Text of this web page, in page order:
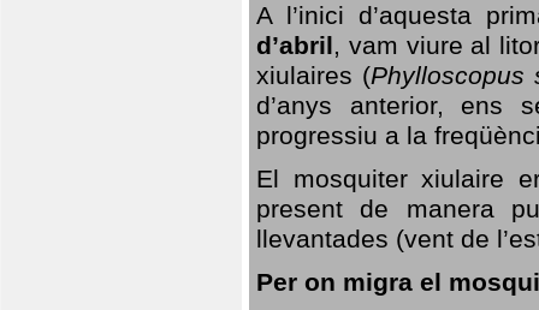
A l’inici d’aquesta
d’abril, vam viure al
xiulaires (Phylloscopus
d’anys anterior, ens
progressiu a la
El mosquiter xiulaire
present de manera
llevantades (vent de
Per on migra el